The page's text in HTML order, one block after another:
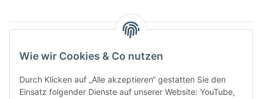
Artikel 1 - 2 von 2
Kategorien
Wie wir Cookies & Co nutzen
Durch Klicken auf „Alle akzeptieren“ gestatten Sie den
Einsatz folgender Dienste auf unserer Website: YouTube,